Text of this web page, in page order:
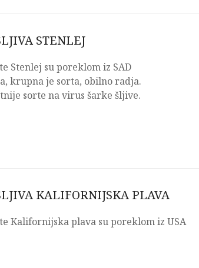
STENLEJ
Stenlej su poreklom iz SAD
krupna je sorta, obilno radja.
sorte na virus šarke šljive.
KALIFORNIJSKA PLAVA
Kalifornijska plava su poreklom iz USA